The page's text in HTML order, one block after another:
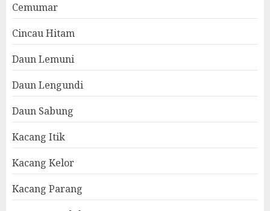
Cemumar
Cincau Hitam
Daun Lemuni
Daun Lengundi
Daun Sabung
Kacang Itik
Kacang Kelor
Kacang Parang